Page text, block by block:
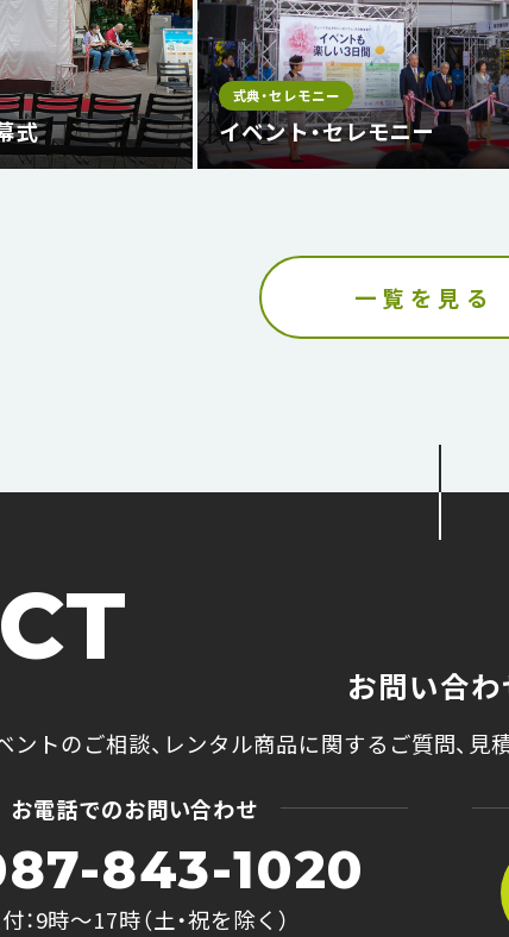
式
式典・セレモニー
イベント・セレモニー
一覧を見る
お問い合わ
ントのご相談、 レンタル商品に関するご質問、 見
お電話でのお問い合わせ
843-1020
：9時〜17時（土・祝を除く）